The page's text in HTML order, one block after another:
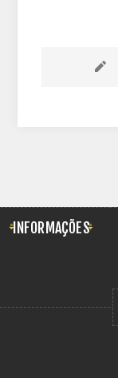
INFORMAÇÕES